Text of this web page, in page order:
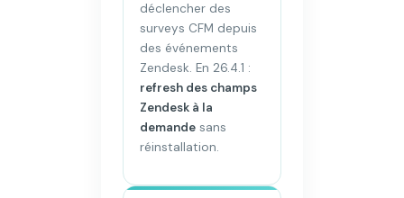
déclencher des
surveys CFM depuis
des événements
Zendesk. En 26.4.1 :
refresh des champs
Zendesk à la
demandesans
réinstallation.